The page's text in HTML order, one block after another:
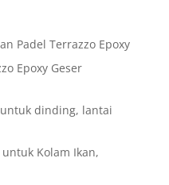
Padel Terrazzo Epoxy
Epoxy Geser
untuk dinding, lantai
Kolam Ikan,